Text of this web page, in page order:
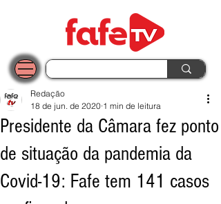
Presidente da Câmara fez ponto
de situação da pandemia da
Covid-19: Fafe tem 141 casos
Redação
18 de jun. de 2020 1 min de leitura